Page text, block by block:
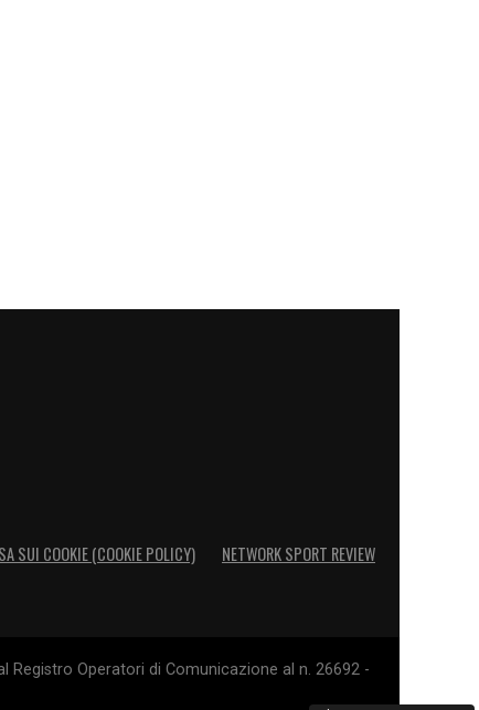
SUI COOKIE (COOKIE POLICY) NETWORK SPORT REVIEW
Operatori di Comunicazione al n. 26692 -